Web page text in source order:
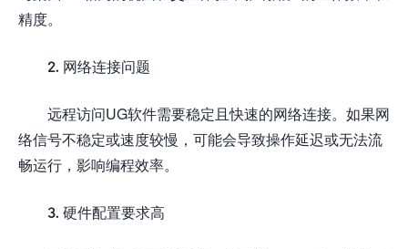
精度。
2. 网络连接问题
远程访问UG软件需要稳定且快速的网络连接。如果网
络信号不稳定或速度较慢，可能会导致操作延迟或无法流
畅运行，影响编程效率。
3. 硬件配置要求高